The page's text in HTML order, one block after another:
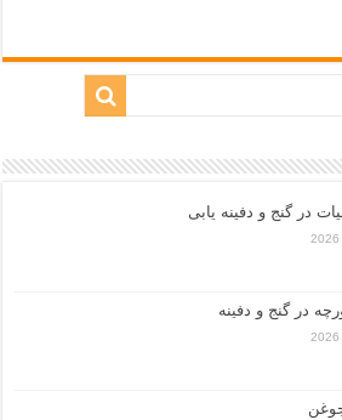
در گنج و دفینه یابی
در گنج و دفینه